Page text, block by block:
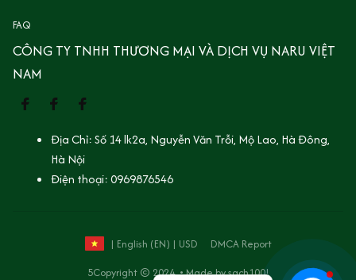
FAQ
CÔNG TY TNHH THƯƠNG MẠI VÀ DỊCH VỤ NARU VIỆT
NAM
Địa Chỉ: Số 14 lk2a, Nguyễn Văn Trỗi, Mộ Lao, Hà Đông,
Hà Nội
Điện thoại: 0969876546
| English (EN) | USD
DMCA Report
5Copyright © 2024  • Made by sach100!